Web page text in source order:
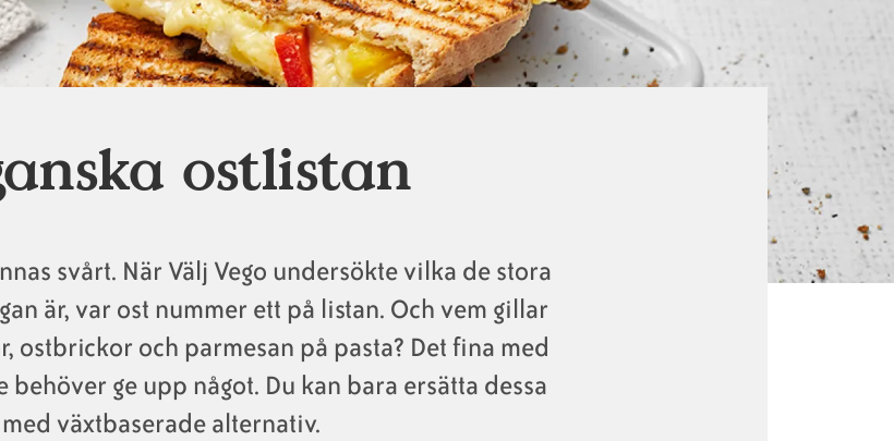
ostlistan
svårt. När Välj Vego undersökte vilka de stora
är, var ost nummer ett på listan. Och vem gillar
ostbrickor och parmesan på pasta? Det fina med
behöver ge upp något. Du kan bara ersätta dessa
med växtbaserade alternativ.